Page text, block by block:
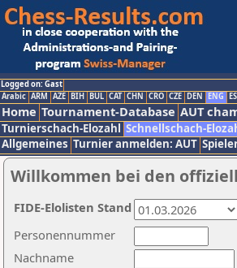
Logged on: Gast
Arabic ARM AZE BIH BUL CAT CHN CRO CZE DEN ENG
Home Tournament-Database AUT
Turnierschach-Elozahl Schnellschach-
Allgemeines Turnier anmelden: AUT
Willkommen bei den
Nachname
Personennummer
FIDE-Elolisten Stand